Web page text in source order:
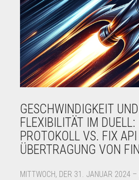
GESCHWINDIGKEIT UND
FLEXIBILITÄT IM
PROTOKOLL VS. FIX
ÜBERTRAGUNG VON
MITTWOCH, DER 31. JANUAR 2024 –